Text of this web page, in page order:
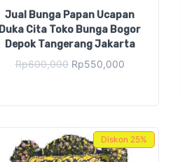
Jual Bunga Papan Ucapan
Duka Cita Toko Bunga Bogor
Depok Tangerang Jakarta
Rp600,000 Original
Rp550,000Current
Diskon 25%